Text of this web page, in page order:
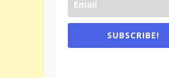
SUBSCRIBE!